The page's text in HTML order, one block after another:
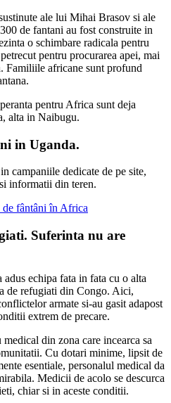
ale lui Mihai Brasov si ale
de fantani au fost construite in
o schimbare radicala pentru
pentru procurarea apei, mai
Familiile africane sunt profund
pentru Africa sunt deja
alta in Naibugu.
in Uganda.
campaniile dedicate de pe site,
informatii din teren.
fântâni în Africa
Suferinta nu are
echipa fata in fata cu o alta
de refugiati din Congo. Aici,
armate si-au gasit adapost
extrem de precare.
din zona care incearca sa
Cu dotari minime, lipsit de
esentiale, personalul medical da
Medicii de acolo se descurca
chiar si in aceste conditii.